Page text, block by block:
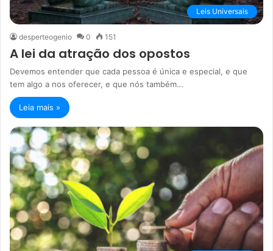
Leis Universais
desperteogenio 0 151
A lei da atração dos opostos
Devemos entender que cada pessoa é única e especial, e que
tem algo a nos oferecer, e que nós também…
Leia mais »